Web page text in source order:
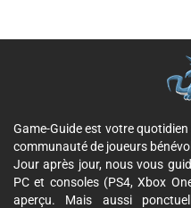
Game-Guide est votre
communauté de joueurs
Jour après jour, nous vous
PC et consoles (PS4, Xbox
aperçu. Mais aussi